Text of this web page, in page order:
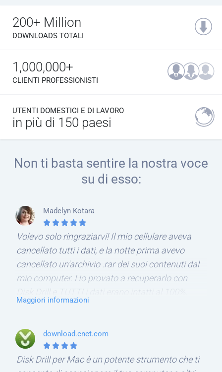
200+ Million
DOWNLOADS TOTALI
1,000,000+
CLIENTI PROFESSIONISTI
UTENTI DOMESTICI E DI LAVORO
in più di 150 paesi
Non ti basta sentire la nostra voce
su di esso:
Madelyn Kotara
Volevo solo ringraziarvi! Il mio cellulare aveva
cancellato tutti i dati, e la notte prima avevo
cancellato un'archivio .rar dei suoi contenuti dal
mio computer. Ho provato a recuperarlo con
Disk Drill e TUTTI i dati erano intatti al 100%.
GRAZIE MILLE!
Maggiori informazioni
download.cnet.com
Disk Drill per Mac è un potente strumento che ti